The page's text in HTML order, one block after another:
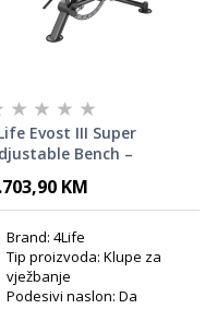
Evost III Super
Bench –
KM
Brand: 4Life
Tip proizvoda: Klupe za
vježbanje
Podesivi naslon: Da